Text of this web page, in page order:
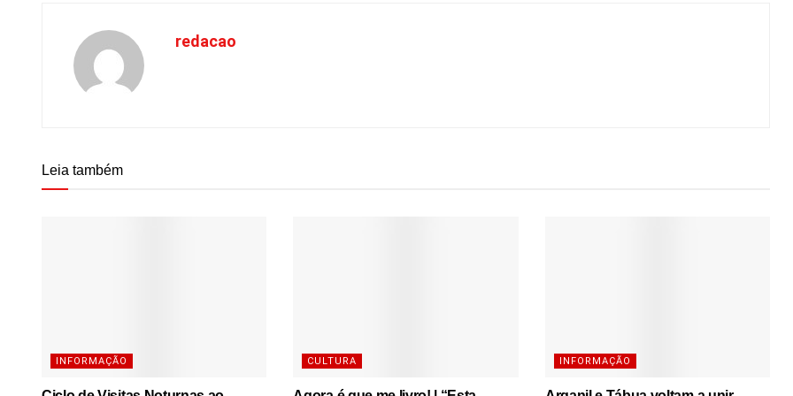
redacao
Leia também
INFORMAÇÃO CULTURA INFORMAÇÃO